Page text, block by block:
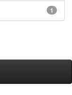
1